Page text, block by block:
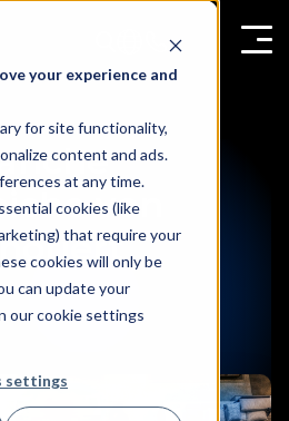
your experience and
for site functionality,
content and ads.
at any time.
cookies (like
that require your
cookies will only be
can update your
our cookie settings
settings
von